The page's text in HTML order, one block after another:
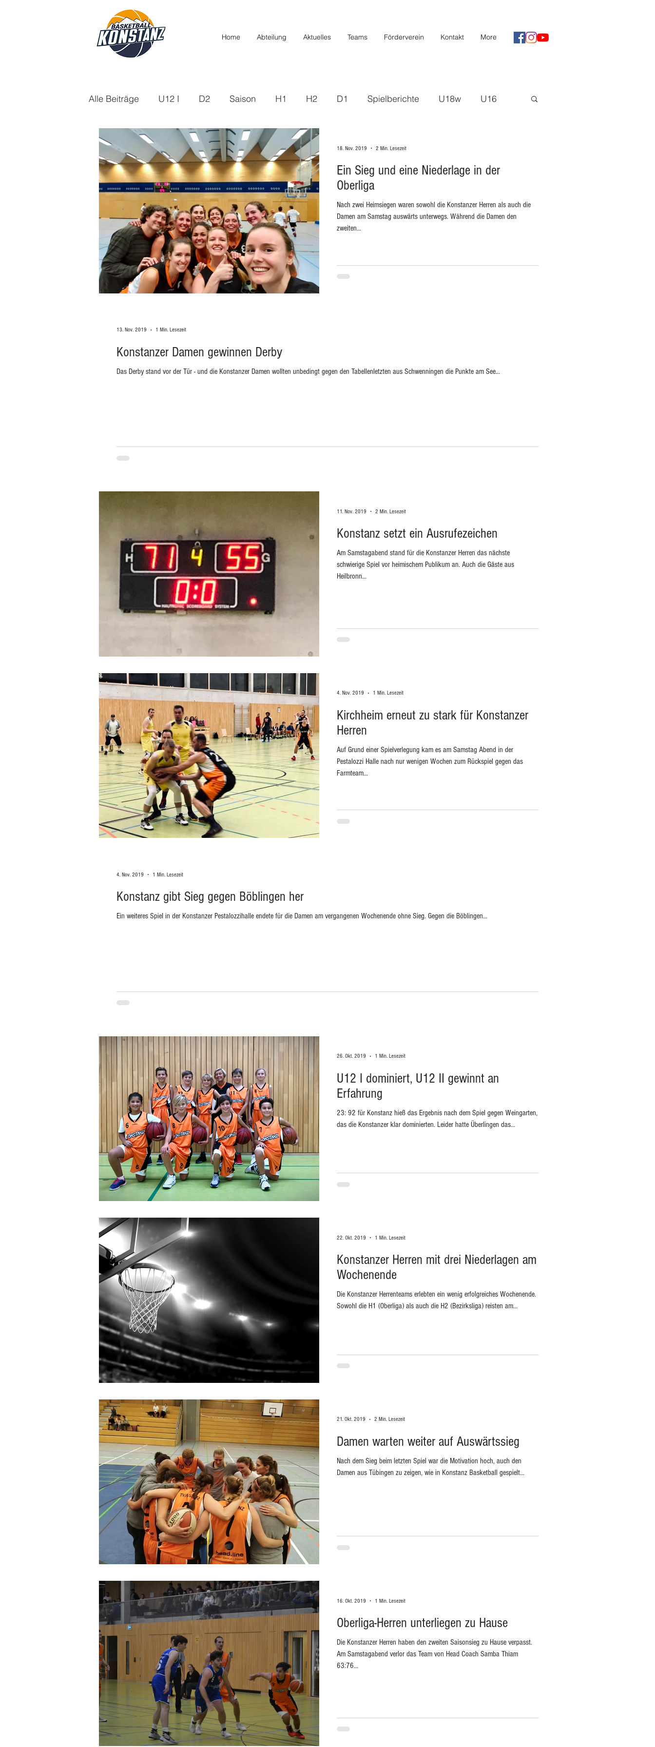
Home Abteilung Aktuelles Teams Förderverein Kontakt More
Alle Beiträge U12 I D2 Saison H1 H2 D1 Spielberichte U18w U16
U14 Aktuelles 2019/2020 U20/H3
U16w Saison 21/22 Saison 22/23 Saison 23/24 U14 II U10 H3
Saison 24/25 Saison 25/26
Ein Sieg und eine Niederlage in der
Oberliga
Nach zwei Heimsiegen waren sowohl die Konstanzer Herren als auch die
Damen am Samstag auswärts unterwegs. Während die Damen den
zweiten...
18. Nov. 2019 2 Min. Lesezeit
Konstanzer Damen gewinnen Derby
Das Derby stand vor der Tür - und die Konstanzer Damen wollten unbedingt gegen den Tabellenletzten aus Schwenningen die Punkte am See...
13. Nov. 2019 1 Min. Lesezeit
Konstanz setzt ein Ausrufezeichen
Am Samstagabend stand für die Konstanzer Herren das nächste
schwierige Spiel vor heimischem Publikum an. Auch die Gäste aus
Heilbronn...
11. Nov. 2019 2 Min. Lesezeit
Kirchheim erneut zu stark für Konstanzer
Herren
Auf Grund einer Spielverlegung kam es am Samstag Abend in der
Pestalozzi Halle nach nur wenigen Wochen zum Rückspiel gegen das
Farmteam...
4. Nov. 2019 1 Min. Lesezeit
Konstanz gibt Sieg gegen Böblingen her
Ein weiteres Spiel in der Konstanzer Pestalozzihalle endete für die Damen am vergangenen Wochenende ohne Sieg. Gegen die Böblingen...
4. Nov. 2019 1 Min. Lesezeit
U12 I dominiert, U12 II gewinnt an
Erfahrung
23: 92 für Konstanz hieß das Ergebnis nach dem Spiel gegen Weingarten,
das die Konstanzer klar dominierten. Leider hatte Überlingen das...
26. Okt. 2019 1 Min. Lesezeit
Konstanzer Herren mit drei Niederlagen am
Wochenende
Die Konstanzer Herrenteams erlebten ein wenig erfolgreiches Wochenende.
Sowohl die H1 (Oberliga) als auch die H2 (Bezirksliga) reisten am...
22. Okt. 2019 1 Min. Lesezeit
Damen warten weiter auf Auswärtssieg
Nach dem Sieg beim letzten Spiel war die Motivation hoch, auch den
Damen aus Tübingen zu zeigen, wie in Konstanz Basketball gespielt...
21. Okt. 2019 2 Min. Lesezeit
Oberliga-Herren unterliegen zu Hause
Die Konstanzer Herren haben den zweiten Saisonsieg zu Hause verpasst.
Am Samstagabend verlor das Team von Head Coach Samba Thiam
63:76...
16. Okt. 2019 1 Min. Lesezeit